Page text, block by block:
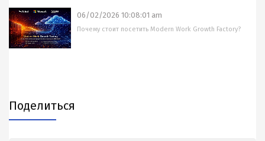
06/02/2026 10:08:01 am
Почему стоит посетить Modern Work Growth Factory?
Поделиться